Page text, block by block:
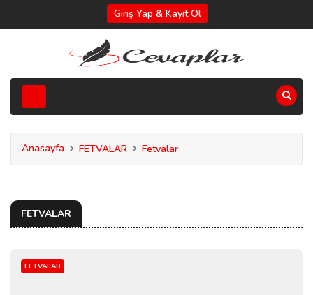
Giriş Yap & Kayıt Ol
Anasayfa FETVALAR Fetvalar
FETVALAR
FETVALAR